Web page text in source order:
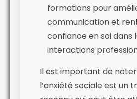
formations pour
communication et
confiance en soi dans
interactions
Il est important de
l’anxiété sociale est un